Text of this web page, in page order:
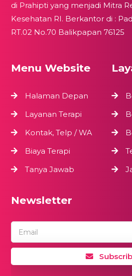
di Prahipti yang menjadi Mitra
Kesehatan RI. Berkantor di :
RT.02 No.70 Balikpapan 76125
Menu Website
Halaman Depan
Layanan Terapi
Kontak, Telp / WA
Biaya Terapi
Tanya Jawab
Newsletter
Email